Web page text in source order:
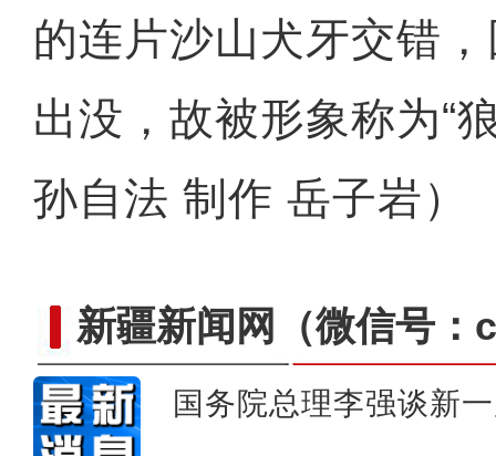
的连片沙山犬牙交错
出没，故被形象称为“
孙自法 制作 岳子岩）
新疆新闻网 （微信号
国务院总理李强谈新
第三次新疆科考：阿尔金